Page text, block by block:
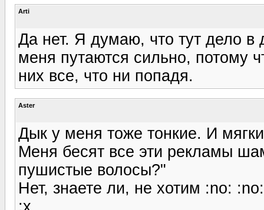
Arti
Да нет. Я думаю, что тут дело в
меня путаются сильно, потому
них все, что ни попадя.
Aster
Дык у меня тоже тонкие. И
Меня бесят все эти рекламы
пушистые волосы?"
Нет, знаете ли, не хотим :no:
:x